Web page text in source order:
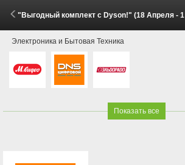
"Выгодный комплект с Dyson!" (18 Апреля - 16 Июня 2026)
Электроника и Бытовая Техника
Показать все